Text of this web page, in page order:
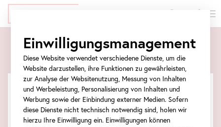
Navigation
springen
Formular
springen
Navigation
springen
Tickets
Veranstaltungstickets
Einwilligungsmanagement
Diese Website verwendet verschiedene Dienste, um die
Website darzustellen, ihre Funktionen zu gewährleisten,
zur Analyse der Websitenutzung, Messung von Inhalten
und Werbeleistung, Personalisierung von Inhalten und
Werbung sowie der Einbindung externer Medien. Sofern
diese Dienste nicht technisch notwendig sind, holen wir
hierzu Ihre Einwilligung ein. Einwilligungen können